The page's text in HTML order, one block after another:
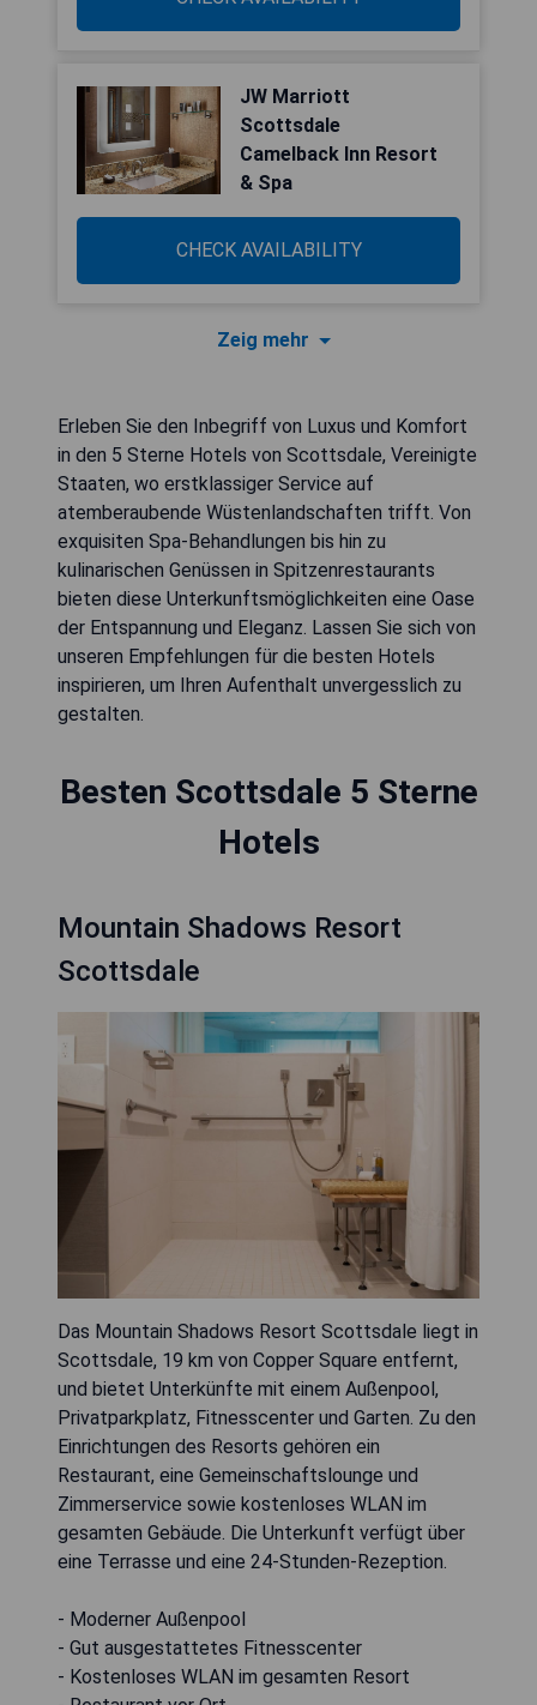
JW Marriott
Scottsdale
Camelback Inn Resort
& Spa
CHECK AVAILABILITY
Zeig mehr
Erleben Sie den Inbegriff von Luxus und Komfort
in den 5 Sterne Hotels von Scottsdale, Vereinigte
Staaten, wo erstklassiger Service auf
atemberaubende Wüstenlandschaften trifft. Von
exquisiten Spa-Behandlungen bis hin zu
kulinarischen Genüssen in Spitzenrestaurants
bieten diese Unterkunftsmöglichkeiten eine Oase
der Entspannung und Eleganz. Lassen Sie sich von
unseren Empfehlungen für die besten Hotels
inspirieren, um Ihren Aufenthalt unvergesslich zu
gestalten.
Besten Scottsdale 5 Sterne
Hotels
Mountain Shadows Resort
Scottsdale
Das Mountain Shadows Resort Scottsdale liegt in
Scottsdale, 19 km von Copper Square entfernt,
und bietet Unterkünfte mit einem Außenpool,
Privatparkplatz, Fitnesscenter und Garten. Zu den
Einrichtungen des Resorts gehören ein
Restaurant, eine Gemeinschaftslounge und
Zimmerservice sowie kostenloses WLAN im
gesamten Gebäude. Die Unterkunft verfügt über
eine Terrasse und eine 24-Stunden-Rezeption.
- Moderner Außenpool
- Gut ausgestattetes Fitnesscenter
- Kostenloses WLAN im gesamten Resort